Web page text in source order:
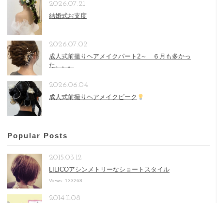
結婚式お支度
2026.07.21
成人式前撮りヘアメイクパート2～ ６月も多かっ
た。。。
2026.07.02
成人式前撮りヘアメイクピーク
2026.06.04
Popular Posts
LILICOアシンメトリーなショートスタイル
2015.03.12
Views: 133268
2014.11.08